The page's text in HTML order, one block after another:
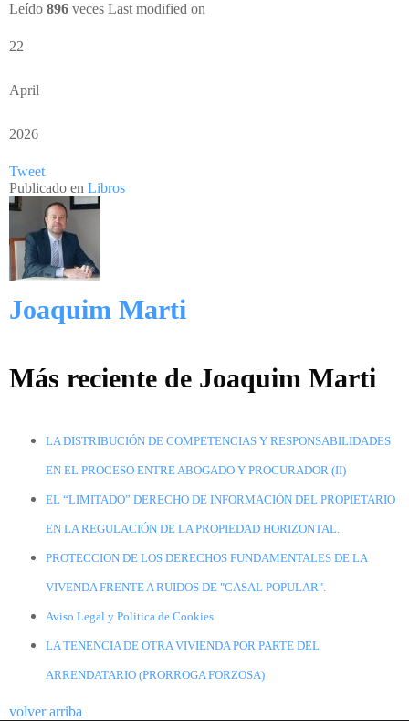
Leído 896 veces Last modified on
22
April
2026
Tweet
Publicado en Libros
Joaquim Marti
Más reciente de Joaquim Marti
LA DISTRIBUCIÓN DE COMPETENCIAS Y RESPONSABILIDADES
EN EL PROCESO ENTRE ABOGADO Y PROCURADOR (II)
EL “LIMITADO” DERECHO DE INFORMACIÓN DEL PROPIETARIO
EN LA REGULACIÓN DE LA PROPIEDAD HORIZONTAL.
PROTECCION DE LOS DERECHOS FUNDAMENTALES DE LA
VIVENDA FRENTE A RUIDOS DE "CASAL POPULAR".
Aviso Legal y Politica de Cookies
LA TENENCIA DE OTRA VIVIENDA POR PARTE DEL
ARRENDATARIO (PRORROGA FORZOSA)
volver arriba